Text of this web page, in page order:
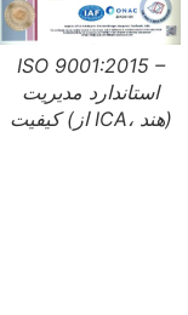
ISO 9001:2015 –
استاندارد مدیریت
کیفیت (از ICA، هند)